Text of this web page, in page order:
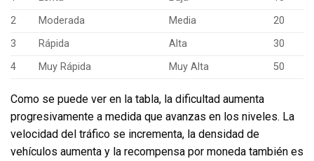
2
Moderada Media
20
3
Rápida Alta
30
4
Muy Rápida Muy Alta 50
Como se puede ver en la tabla, la dificultad aumenta
progresivamente a medida que avanzas en los niveles. La
velocidad del tráfico se incrementa, la densidad de
vehículos aumenta y la recompensa por moneda también es